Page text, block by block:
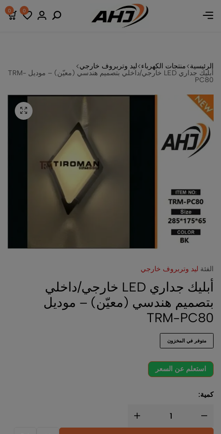
0
0
الرئيسية منتجات الكهرباء ليد وتربروف خارجي
أبليك جداري LED خارجي/داخلي بتصميم هندسي (معيّن) – موديل TRM-
PC80
الفئة ليد وتربروف خارجي
أبليك جداري LED خارجي/داخلي
بتصميم هندسي (معيّن) – موديل
TRM-PC80
متوفر في المخزون
استعلم عن السعر
كمية: